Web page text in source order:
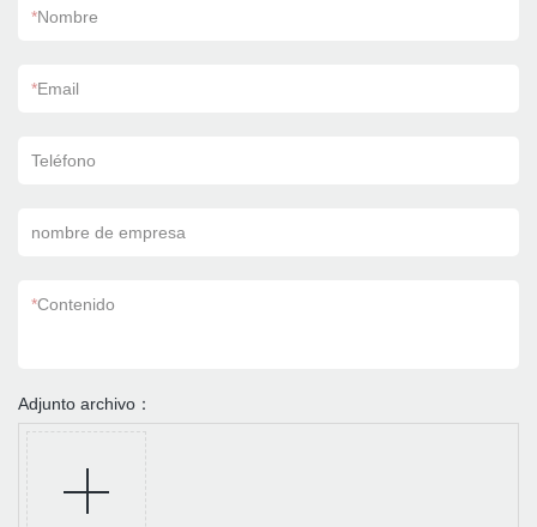
*Nombre
*Email
Teléfono
nombre de empresa
*Contenido
Adjunto archivo：